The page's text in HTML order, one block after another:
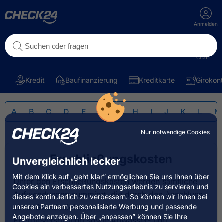
Nur notwendige Cookies
Unvergleichlich lecker
Mit dem Klick auf „geht klar” ermöglichen Sie uns Ihnen über
Cookies ein verbessertes Nutzungserlebnis zu servieren und
dieses kontinuierlich zu verbessern. So können wir Ihnen bei
unseren Partnern personalisierte Werbung und passende
Angebote anzeigen. Über „anpassen” können Sie Ihre
Anmelden
Chat
Kredit Baufinanzierung Kreditkarte
A B C D E F G H I J K L M
Erschließungskosten
Unter den Erschließungskosten werden sämtliche
Aufwendungen summiert, die durch den Anschluss
eines Grundstückes an Wasser- und
Energieversorgung sowie Abwasser- und